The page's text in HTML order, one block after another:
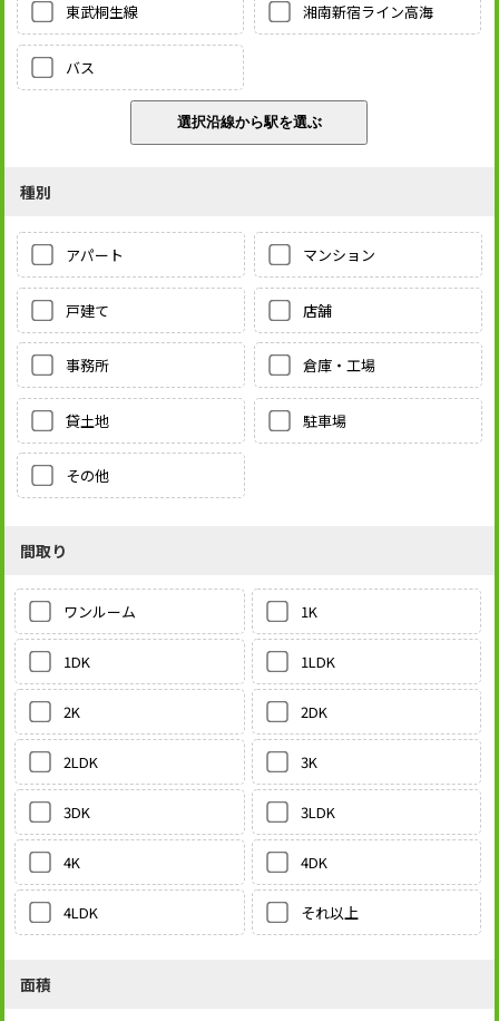
東武桐生線 湘南新宿ライン高海
バス
種別
アパート マンション
戸建て 店舗
事務所 倉庫・工場
貸土地 駐車場
その他
間取り
ワンルーム 1K
1DK 1LDK
2K 2DK
2LDK 3K
3DK 3LDK
4K 4DK
4LDK それ以上
面積